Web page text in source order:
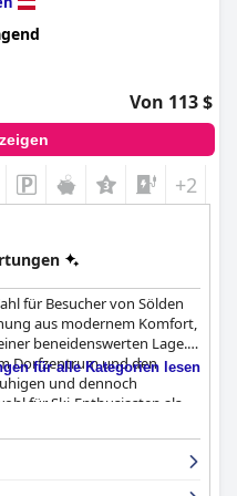
Von 113 $
+2
für Besucher von Sölden
aus modernem Komfort,
beneidenswerten Lage.
Dorfzentrum und den
und dennoch
für Ski-Enthusiasten als
erkunden möchten. Das
die friedliche Umgebung
und machen es zu einem
Abenteuer.
für alle Kategorien lesen